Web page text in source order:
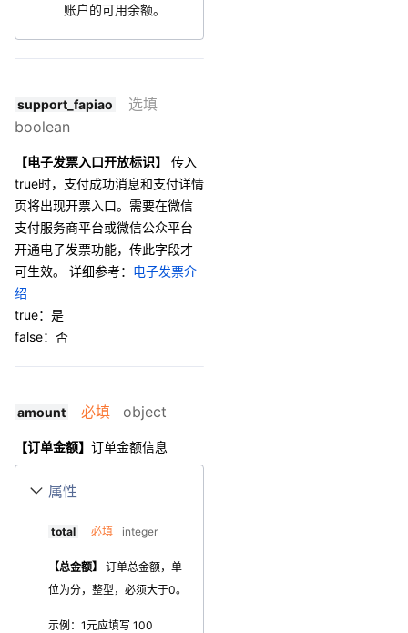
账户的可用余额。
support_fapiao
选填
boolean
【电子发票入口开放标识】
传入
true时，支付成功消息和支付详情
页将出现开票入口。需要在微信
支付服务商平台或微信公众平台
开通电子发票功能，传此字段才
可生效。 详细参考： 电子发票介
绍
true：是
false：否
amount 必填 object
【订单金额】 订单金额信息
属性
total 必填 integer
【总金额】
订单总金额，单
位为分，整型，必须大于0。
示例：1元应填写 100